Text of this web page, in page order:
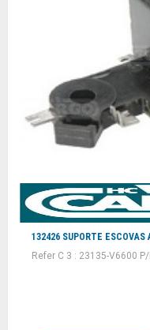
132426 SUPORTE ESCOVAS
Refer C 3 : 23135-V6600